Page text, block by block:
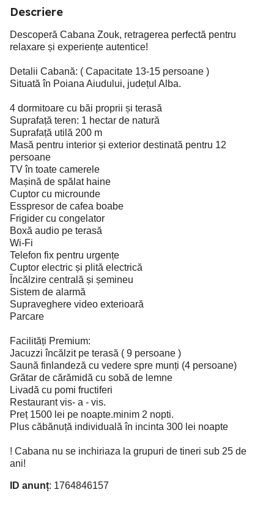
Descriere
Descoperă Cabana Zouk, retragerea perfectă pentru
relaxare și experiențe autentice!
Detalii Cabană: ( Capacitate 13-15 persoane )
Situată în Poiana Aiudului, județul Alba.
4 dormitoare cu băi proprii și terasă
Suprafață teren: 1 hectar de natură
Suprafață utilă 200 m
Masă pentru interior și exterior destinată pentru 12
persoane
TV în toate camerele
Mașină de spălat haine
Cuptor cu microunde
Esspresor de cafea boabe
Frigider cu congelator
Boxă audio pe terasă
Wi-Fi
Telefon fix pentru urgențe
Cuptor electric și plită electrică
Încălzire centrală și șemineu
Sistem de alarmă
Supraveghere video exterioară
Parcare
Facilități Premium:
Jacuzzi încălzit pe terasă ( 9 persoane )
Saună finlandeză cu vedere spre munți (4 persoane)
Grătar de cărămidă cu sobă de lemne
Livadă cu pomi fructiferi
Restaurant vis- a - vis.
Preț 1500 lei pe noapte.minim 2 nopti.
Plus căbănuță individuală în incinta 300 lei noapte
! Cabana nu se inchiriaza la grupuri de tineri sub 25 de
ani!
ID anunț: 1764846157